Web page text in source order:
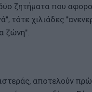
ζητήματα που
τότε χιλιάδες
ζώνη".
αποτελούν